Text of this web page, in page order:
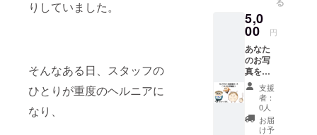
りしていました。
そんなある日、スタッフの
ひとりが重度のヘルニアに
なり、
の腰痛
の症
状・状
態に応
じたス
トレッ
チ、鍼
灸治療
など、
本格的
な治療
5,0
00 円
あなた
のお写
真を
送って
いただ
き、あ
なたの
似顔絵
支援
者：
0人
お届
け予